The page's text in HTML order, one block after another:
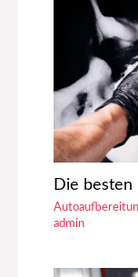
Die
admin